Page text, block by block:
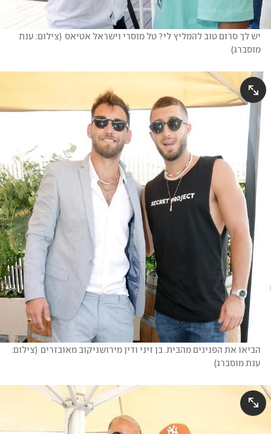
יש לך סרום טוב להמליץ לי? טל מוסרי וישראל אטיאס (
מוסברג)
הביאו את הפנינים מהבית. בן זיני ודין מירושניקוב מאובזרים (
ענת מוסברג)